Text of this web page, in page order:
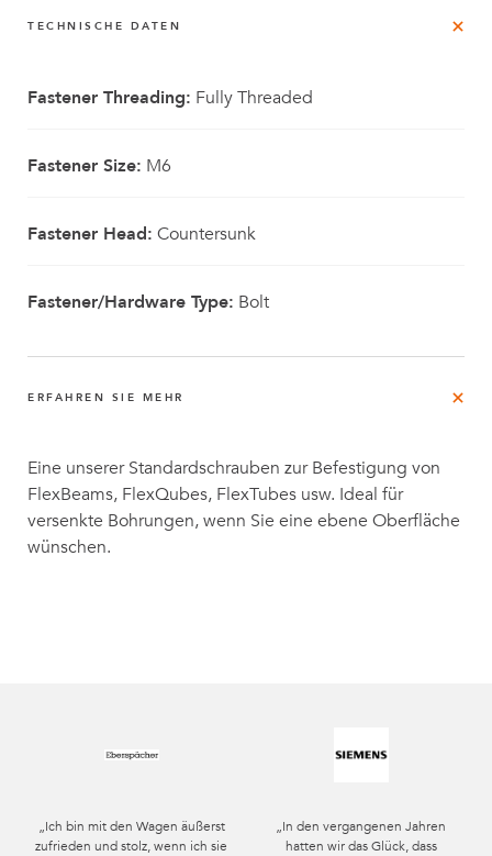
TECHNISCHE DATEN
Fastener Threading: Fully Threaded
Fastener Size: M6
Fastener Head: Countersunk
Fastener/Hardware Type: Bolt
ERFAHREN SIE MEHR
Eine unserer Standardschrauben zur Befestigung von
FlexBeams, FlexQubes, FlexTubes usw. Ideal für
versenkte Bohrungen, wenn Sie eine ebene Oberfläche
wünschen.
„Ich bin mit den Wagen äußerst
zufrieden und stolz, wenn ich sie
„In den vergangenen Jahren
hatten wir das Glück, dass